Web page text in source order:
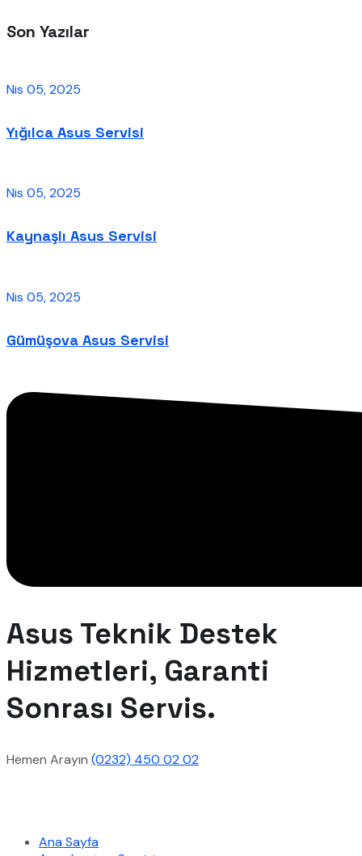
Son Yazılar
Nis 05, 2025
Yığılca Asus Servisi
Nis 05, 2025
Kaynaşlı Asus Servisi
Nis 05, 2025
Gümüşova Asus Servisi
Asus Teknik Destek
Hizmetleri, Garanti
Sonrası Servis.
Hemen Arayın (0232) 450 02 02
Ana Sayfa